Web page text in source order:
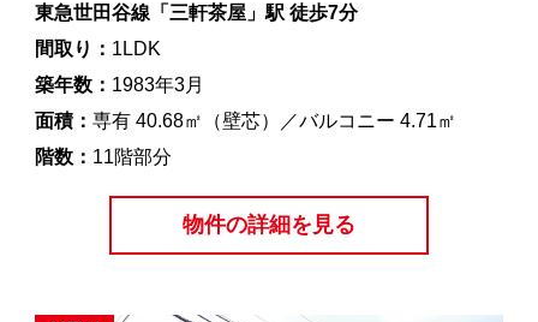
東急世田谷線「三軒茶屋」駅 徒歩7分
間取り： 1LDK
築年数： 1983年3月
面積： 専有 40.68㎡（壁芯）／バルコニー 4.71㎡
階数： 11階部分
物件の詳細を見る